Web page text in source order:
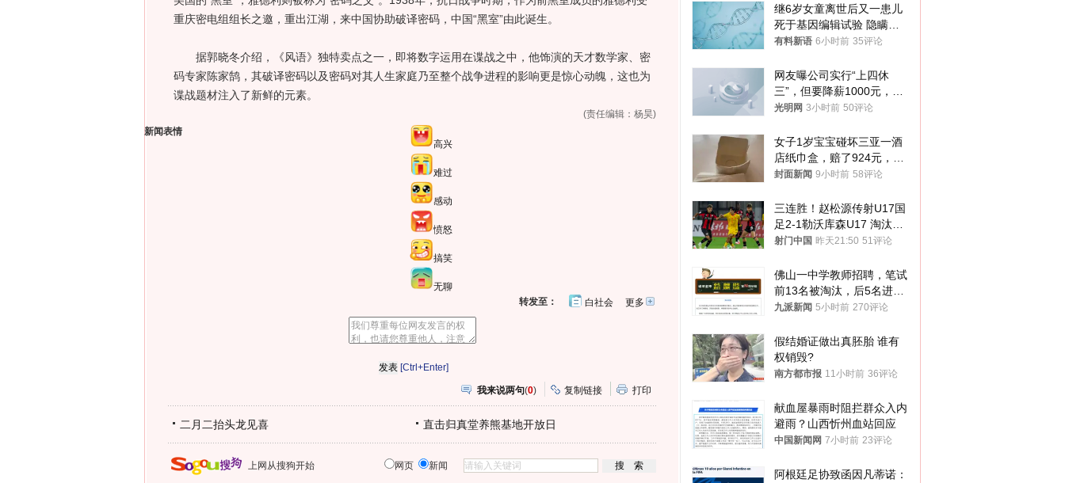
重庆密电组组长之邀，重出江湖，来中国协助破译密码，中国“黑室”由此诞生。
据郭晓冬介绍，《风语》独特卖点之一，即将数字运用在谍战之中，他饰演的天才数学家、密
码专家陈家鹄，其破译密码以及密码对其人生家庭乃至整个战争进程的影响更是惊心动魄，这也为
谍战题材注入了新鲜的元素。
(责任编辑：杨昊)
新闻表情
高兴
难过
感动
愤怒
搞笑
无聊
更多开
转发至： 白社会
[Ctrl+Enter]
我来说两句(0) 复制链接 打印
二月二抬头龙见喜 直击归真堂养熊基地开放日
上网从搜狗开始 网页 新闻
继6岁女童离世后又一患儿
死于基因编辑试验 隐瞒一
年才对外披露
有料新语 6小时前 35评论
网友曝公司实行“上四休
三”，但要降薪1000元，不
接受只能辞职
光明网 3小时前 50评论
女子1岁宝宝碰坏三亚一酒
店纸巾盒，赔了924元，发
帖吐槽后酒店退还一半的
封面新闻 9小时前 58评论
三连胜！赵松源传射U17国
足2-1勒沃库森U17 淘汰赛
将战河床
射门中国 昨天21:50 51评论
佛山一中学教师招聘，笔试
前13名被淘汰，后5名进体
检，被疑萝卜岗，官方通
九派新闻 5小时前 270评论
假结婚证做出真胚胎 谁有
权销毁?
南方都市报 11小时前 36评论
献血屋暴雨时阻拦群众入内
避雨？山西忻州血站回应
中国新闻网 7小时前 23评论
阿根廷足协致函因凡蒂诺：